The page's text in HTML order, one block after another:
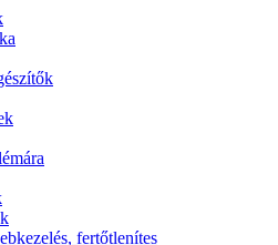
fertőtlenítes